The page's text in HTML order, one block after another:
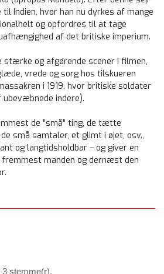
Indien, hvor han nu dyrkes af mange
og opfordres til at tage
af det britiske imperium.
stærke og afgørende scener i filmen,
vrede og sorg hos tilskueren
i 1919, hvor britiske soldater
indere).
de "små" ting, de tætte
små samtaler, et glimt i øjet, osv.,
og langtidsholdbar – og giver en
manden og dernæst den
3 stemme(r).